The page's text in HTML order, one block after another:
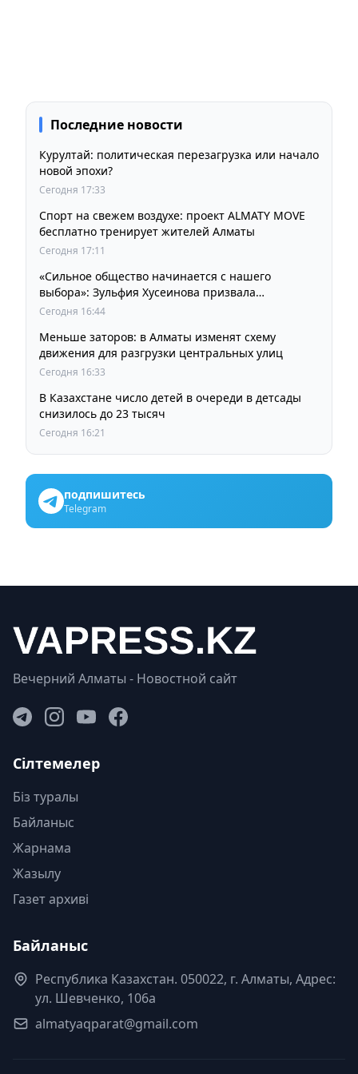
Последние новости
Курултай: политическая перезагрузка или начало
новой эпохи?
Сегодня 17:33
Спорт на свежем воздухе: проект ALMATY MOVE
бесплатно тренирует жителей Алматы
Сегодня 17:11
«Сильное общество начинается с нашего
выбора»: Зульфия Хусеинова призвала
казахстанцев принять участие в выборах
Сегодня 16:44
Меньше заторов: в Алматы изменят схему
движения для разгрузки центральных улиц
Сегодня 16:33
В Казахстане число детей в очереди в детсады
снизилось до 23 тысяч
Сегодня 16:21
подпишитесь
Telegram
Вечерний Алматы - Новостной сайт
Сілтемелер
Біз туралы
Байланыс
Жарнама
Жазылу
Газет архиві
Байланыс
Республика Казахстан. 050022, г. Алматы, Адрес:
ул. Шевченко, 106а
almatyaqparat@gmail.com